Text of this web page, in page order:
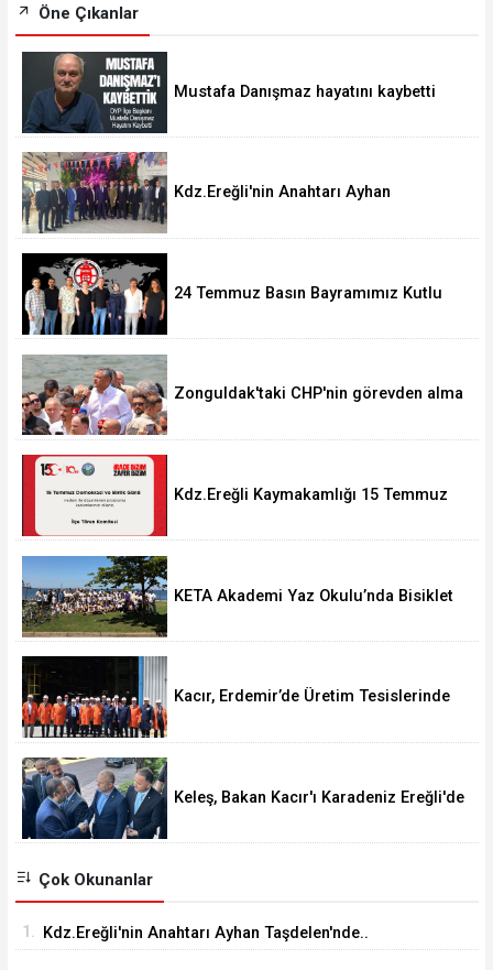
Öne Çıkanlar
Mustafa Danışmaz hayatını kaybetti
Kdz.Ereğli'nin Anahtarı Ayhan
24 Temmuz Basın Bayramımız Kutlu
Zonguldak'taki CHP'nin görevden alma
Kdz.Ereğli Kaymakamlığı 15 Temmuz
KETA Akademi Yaz Okulu’nda Bisiklet
Kacır, Erdemir’de Üretim Tesislerinde
Keleş, Bakan Kacır'ı Karadeniz Ereğli'de
Çok Okunanlar
1. Kdz.Ereğli'nin Anahtarı Ayhan Taşdelen'nde..